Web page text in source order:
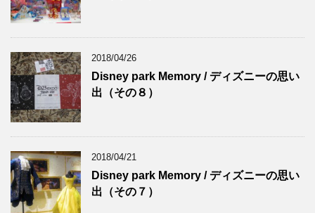
2018/04/26
Disney park Memory / ディズニーの思い
出（その８）
2018/04/21
Disney park Memory / ディズニーの思い
出（その７）